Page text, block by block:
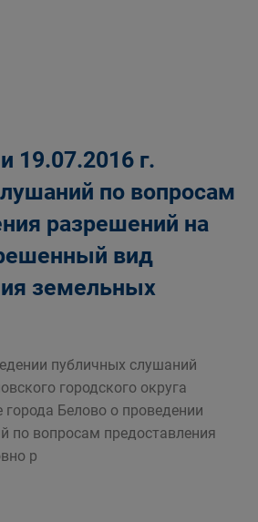
19.07.2016 г.
по вопросам
разрешений на
вид
земельных
публичных слушаний
городского округа
города Белово о проведении
по вопросам предоставления
р